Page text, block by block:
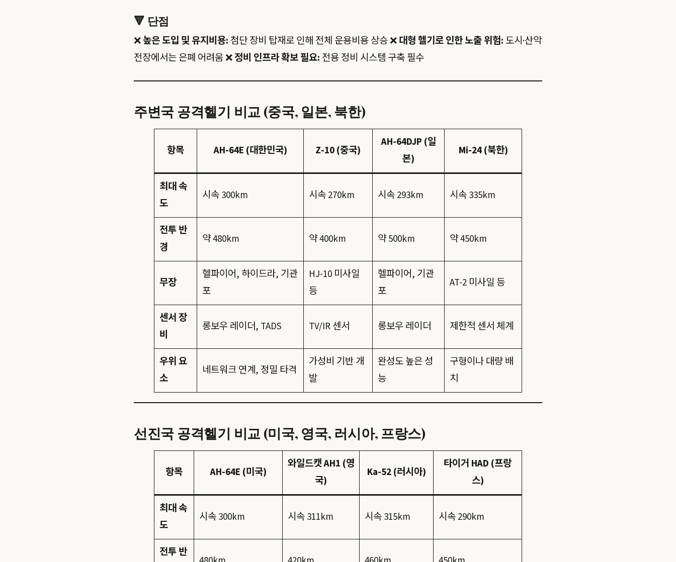
🔻 단점
❌높은 도입 및 유지비용: 첨단 장비 탑재로 인해 전체 운용비용 상승 ❌대형 헬기로 인한 노출 위험: 도시·산악
전장에서는 은폐 어려움 ❌정비 인프라 확보 필요: 전용 정비 시스템 구축 필수
주변국 공격헬기 비교 (중국, 일본, 북한)
항목 AH-64E (대한민국) Z-10 (중국)
AH-64DJP (일
본)
Mi-24 (북한)
최대 속
도
시속 300km 시속 270km 시속 293km 시속 335km
전투 반
경
약 480km 약 400km 약 500km 약 450km
무장
헬파이어, 하이드라, 기관
포
HJ-10 미사일
등
헬파이어, 기관
포
AT-2 미사일 등
센서 장
비
롱보우 레이더, TADS TV/IR 센서 롱보우 레이더 제한적 센서 체계
우위 요
소
네트워크 연계, 정밀 타격
가성비 기반 개
발
완성도 높은 성
능
구형이나 대량 배
치
선진국 공격헬기 비교 (미국, 영국, 러시아, 프랑스)
항목 AH-64E (미국)
와일드캣 AH1 (영
국)
Ka-52 (러시아)
타이거 HAD (프랑
스)
최대 속
도
시속 300km 시속 311km 시속 315km 시속 290km
전투 반